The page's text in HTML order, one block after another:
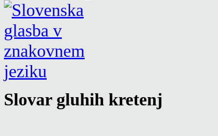
Slovar gluhih kretenj